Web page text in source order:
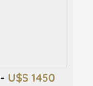
U$S 1450